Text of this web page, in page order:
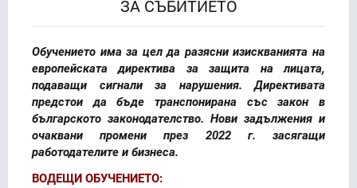
ЗА СЪБИТИЕТО
Обучението има за цел да разясни изискванията на
европейската директива за защита на лицата,
подаващи сигнали за нарушения. Директивата
предстои да бъде транспонирана със закон в
българското законодателство. Нови задължения и
очаквани промени през 2022 г. засягащи
работодателите и бизнеса.
ВОДЕЩИ ОБУЧЕНИЕТО: